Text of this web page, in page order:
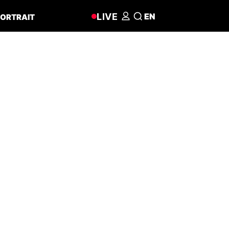
LIVE EN